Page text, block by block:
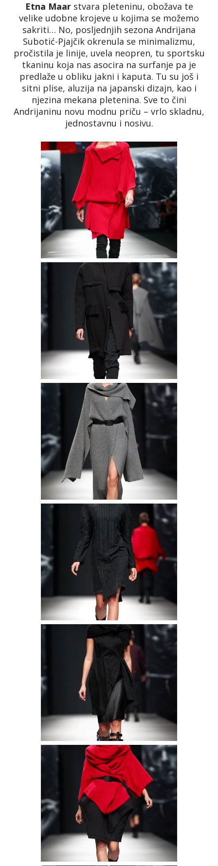
Etna Maarstvara pleteninu, obožava te
velike udobne krojeve u kojima se možemo
sakriti… No, posljednjih sezona Andrijana
Subotić-Pjajčik okrenula se minimalizmu,
pročistila je linije, uvela neopren, tu sportsku
tkaninu koja nas asocira na surfanje pa je
predlaže u obliku jakni i kaputa. Tu su još i
sitni plise, aluzija na japanski dizajn, kao i
njezina mekana pletenina. Sve to čini
Andrijaninu novu modnu priču – vrlo skladnu,
jednostavnu i nosivu.